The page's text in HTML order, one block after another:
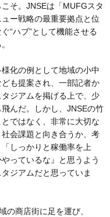
そ。JNSEは「MUFGスタ
ー戦略の最重要拠点と位
“ハブ”として機能させる
化の例として地域の小中
も提案され、一部記者か
ジアムを掲げる上で、少
んだ。しかし、JNSEの竹
ではなく、非常に大切な
会課題と向き合うか、考
しっかりと稼働率を上
っているな』と思うよう
ジアムだと思っていま
商店街に足を運び、